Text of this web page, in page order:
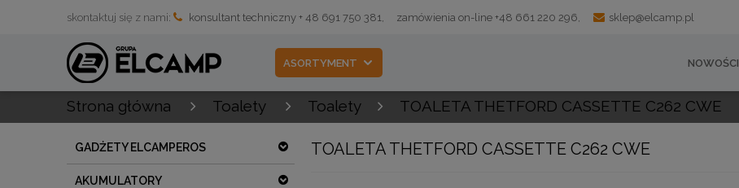
skontaktuj się z nami: konsultant techniczny + 48 691 750 381, zamówienia on-line +48 661 220 296, sklep@elcamp.pl
NOWOŚCI
ASORTYMENT
Strona główna Toalety Toalety TOALETA THETFORD CASSETTE C262 CWE
GADŻETY ELCAMPEROS
AKUMULATORY
TOALETA THETFORD CASSETTE C262 CWE